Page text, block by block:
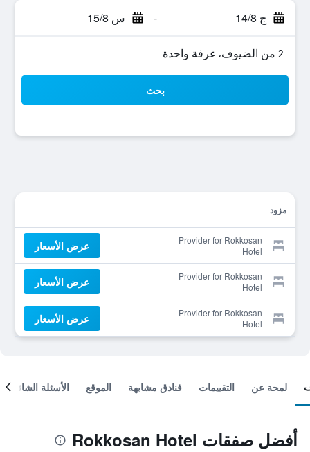
ج 14/8 - س 15/8
2 من الضيوف، غرفة واحدة
بحث
مزود
Provider for Rokkosan
Hotel
عرض الأسعار
Provider for Rokkosan
Hotel
عرض الأسعار
Provider for Rokkosan
Hotel
عرض الأسعار
لمحة عن التقييمات فنادق مشابهة الموقع الأسئلة الشائعة
أفضل صفقات Rokkosan Hotel